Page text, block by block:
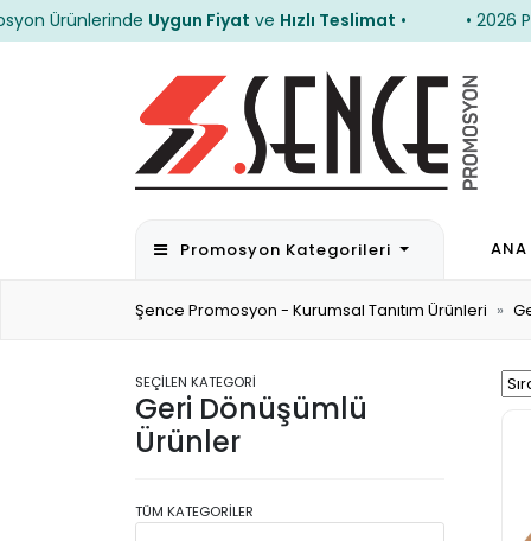
Uygun FiyatveHızlı Teslimat• • 2026
Promosyon Kategorileri ANA
Şence Promosyon - Kurumsal Tanıtım Ürünleri
SEÇİLEN KATEGORİ
Geri Dönüşümlü
Ürünler
TÜM KATEGORİLER